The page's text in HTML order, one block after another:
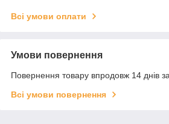
Всі умови оплати
Умови повернення
Повернення товару впродовж 14 днів
Всі умови повернення